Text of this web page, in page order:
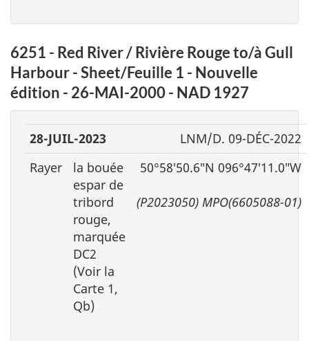
6251 - Red River / Rivière Rouge to/à Gull
Harbour - Sheet/Feuille 1 - Nouvelle
édition - 26-MAI-2000 - NAD 1927
28-JUIL-2023
LNM/D. 09-DÉC-2022
Rayer
la bouée
espar de
tribord
rouge,
marquée
DC2
(Voir la
Carte 1,
Qb)
50°58′50.6″N 096°47′11.0″W
(P2023050) MPO(6605088-01)